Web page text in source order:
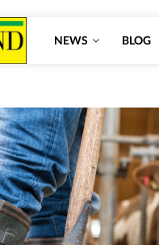
NEWS BLOG